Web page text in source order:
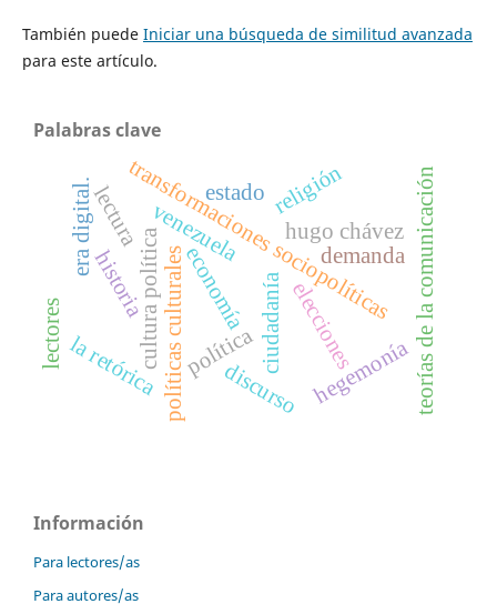
También puede Iniciar una búsqueda de similitud avanzada
para este artículo.
Palabras clave
cultura política
transformaciones sociopolíticas
venezuela teorías de la comunicación
políticas culturaleseconomía
política
historia
discurso
estado
ciudadanía
era digital.
la retórica elecciones
hugo chávez
hegemonía
religión
lectura
lectores
demanda
Información
Para lectores/as
Para autores/as